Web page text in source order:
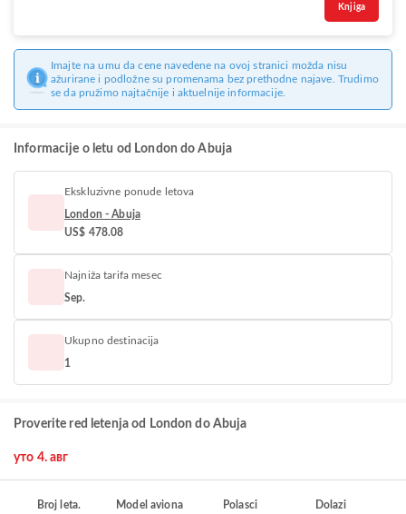
Knjiga
Imajte na umu da cene navedene na ovoj stranici možda nisu
ažurirane i podložne su promenama bez prethodne najave. Trudimo
se da pružimo najtačnije i aktuelnije informacije.
Informacije o letu od London do Abuja
Ekskluzivne ponude letova
London - Abuja
US$ 478.08
Najniža tarifa mesec
Sep.
Ukupno destinacija
1
Proverite red letenja od London do Abuja
уто 4. авг
Broj leta. Model aviona Polasci Dolazi